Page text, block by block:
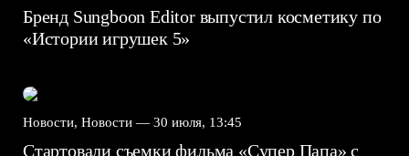
Бренд Sungboon Editor выпустил косметику по
«Истории игрушек 5»
Новости, Новости — 30 июля, 13:45
Стартовали съемки фильма «Супер Папа» с